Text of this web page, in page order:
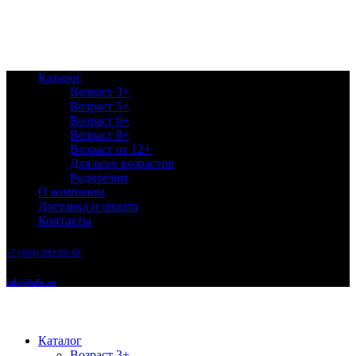
Каталог
Возраст 3+
Возраст 5+
Возраст 6+
Возраст 8+
Возраст от 12+
Для всех возрастов
Родителям
О компании
Доставка и оплата
Контакты
+7 (999) 999-99-99
info@info.ru
Каталог